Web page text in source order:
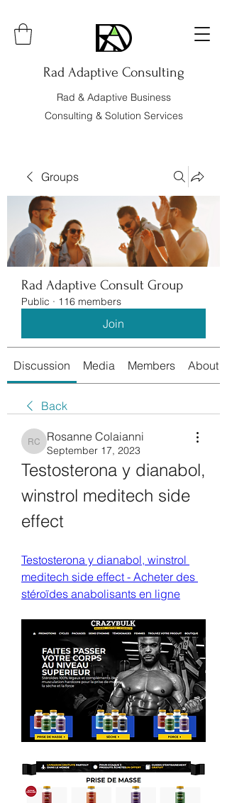
Rad Adaptive Consulting
Rad & Adaptive Business
Consulting & Solution Services
Groups
Rad Adaptive Consult Group
Public · 116 members
Join
Discussion Media Members About
Back
Rosanne Colaianni
Rosanne Colaianni
September 17, 2023
Testosterona y dianabol,
winstrol meditech side
effect
Testosterona y dianabol, winstrol
meditech side effect - Acheter des
stéroïdes anabolisants en ligne